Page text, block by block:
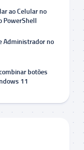
ao Celular no
PowerShell
Administrador no
botões
11